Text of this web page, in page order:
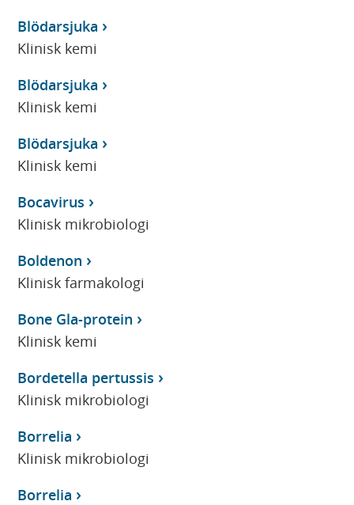
Blödarsjuka
Klinisk kemi
Blödarsjuka
Klinisk kemi
Blödarsjuka
Klinisk kemi
Bocavirus
Klinisk mikrobiologi
Boldenon
Klinisk farmakologi
Bone Gla-protein
Klinisk kemi
Bordetella pertussis
Klinisk mikrobiologi
Borrelia
Klinisk mikrobiologi
Borrelia